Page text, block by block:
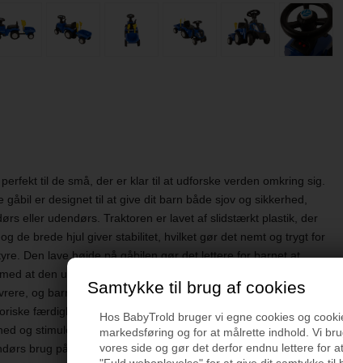
Samtykke til brug af cookies
Hos BabyTrold bruger vi egne cookies og
markedsføring og for at målrette indhold. Vi
vores side og gør det derfor endnu lettere for
til de små, der er klar til at udforske verden omkring sig.
gåbil er designet til at give dit barn både sjov og sikkerhed,
eller udendørs. Traktoren er lavet af slidstærkt plastik, der
de brede hjul giver stabilitet, hvilket gør det nemt og trygt for
Den lave højde på gåbilen gør det lettere for barnet at
at den understøtter en god balance og koordination.
og barnet vil hurtigt lære at køre frem og tilbage, hvilket
færdigheder. Designet er farverigt og attraktivt, hvilket
og stimulerer deres fantasi. Den er ideel til både indendørs
brug på græs eller asfalt. Traktoren giver timevis af